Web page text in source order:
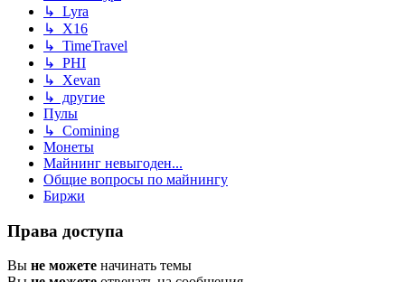
↳ Lyra
↳ X16
↳ TimeTravel
↳ PHI
↳ Xevan
↳ другие
Пулы
↳ Comining
Монеты
Майнинг невыгоден...
Общие вопросы по майнингу
Биржи
Права доступа
Вы не можете начинать темы